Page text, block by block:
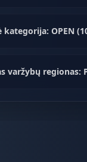
kategorija: OPEN
varžybų regionas: